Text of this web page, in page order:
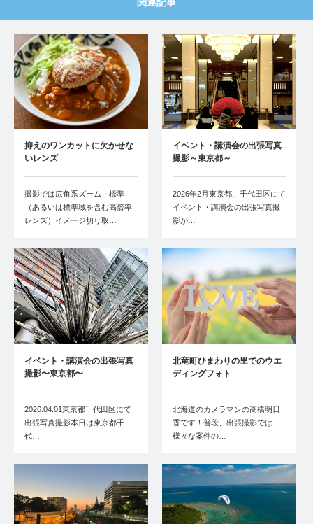
抑えのワンカットに欠かせな
いレンズ
撮影では広角系ズーム・標準
（あるいは標準域を含む高倍率
レンズ）イメージ切り取…
イベント・講演会の出張写真
撮影～東京都～
2026年2月東京都、千代田区にて
イベント・講演会の出張写真撮
影が…
イベント・講演会の出張写真
撮影〜東京都〜
2026.04.01東京都千代田区にて
出張写真撮影本日は東京都千
代…
北竜町ひまわりの里でのウエ
ディングフォト
北海道のカメラマンの高橋明日
香です！普段、出張撮影では
様々な案件の…